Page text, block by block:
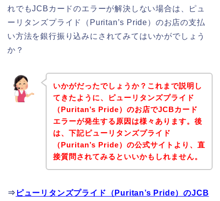
れでもJCBカードのエラーが解決しない場合は、ピュ
ーリタンズプライド（Puritan’s Pride）のお店の支払
い方法を銀行振り込みにされてみてはいかがでしょう
か？
いかがだったでしょうか？これまで説明し
てきたように、ピューリタンズプライド
（Puritan’s Pride）のお店でJCBカード
エラーが発生する原因は様々あります。後
は、下記ピューリタンズプライド
（Puritan’s Pride）の公式サイトより、直
接質問されてみるといいかもしれません。
⇒ ピューリタンズプライド（Puritan’s Pride）のJCB